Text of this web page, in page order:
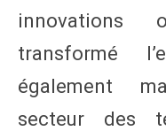
innovations
transformé
également
secteur des